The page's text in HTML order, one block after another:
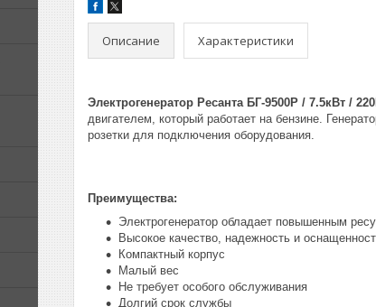
Описание Характеристики
Электрогенератор Ресанта БГ-9500Р / 7.5кВт /
двигателем, который работает на бензине.
розетки для подключения оборудования.
Преимущества:
Электрогенератор обладает повышенным
Высокое качество, надежность и
Компактный корпус
Малый вес
Не требует особого обслуживания
Долгий срок службы